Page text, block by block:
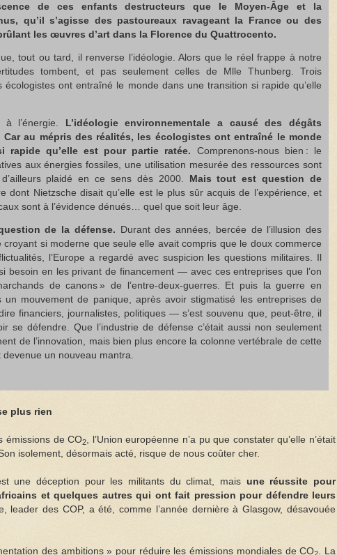
de ces enfants destructeurs que le Moyen-Âge et la
qu’il s’agisse des pastoureaux ravageant la France ou des
les œuvres d’art dans la Florence du Quattrocento.
tout ou tard, il renverse l’idéologie. Alors que le réel frappe à notre
tombent, et pas seulement celles de Mlle Thunberg. Trois
écologistes ont entraîné le monde dans une transition si rapide qu’elle
l’énergie. L’idéologie environnementale a causé des dégâts
Car au mépris des réalités, les écologistes ont entraîné le monde
rapide qu’elle est pour partie ratée. Comprenons-nous bien : le
aux énergies fossiles, une utilisation mesurée des ressources sont
d’ailleurs plaidé en ce sens dès 2000. Mais tout est question de
dont Nietzsche disait qu’elle est le plus sûr acquis de l’expérience, et
sont à l’évidence dénués… quel que soit leur âge.
de la défense.
Durant des années, bercée de l’illusion des
croyant si moderne que seule elle avait compris que le doux commerce
l’Europe a regardé avec suspicion les questions militaires. Il
besoin en les privant de financement — avec ces entreprises que l’on
de canons » de l’entre-deux-guerres. Et puis la guerre en
un mouvement de panique, après avoir stigmatisé les entreprises de
financiers, journalistes, politiques — s’est souvenu que, peut-être, il
se défendre. Que l’industrie de défense c’était aussi non seulement
de l’innovation, mais bien plus encore la colonne vertébrale de cette
un nouveau mantra.
plus rien
émissions de CO2
, l’Union européenne n’a pu que constater qu’elle n’était
isolement, désormais acté, risque de nous coûter cher.
une déception pour les militants du climat, mais une réussite pour
et quelques autres qui ont fait pression pour défendre leurs
leader des COP, a été, comme l’année dernière à Glasgow, désavouée
des ambitions » pour réduire les émissions mondiales de CO
. La